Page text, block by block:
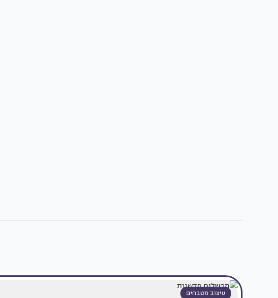
עיצוב מטבחים